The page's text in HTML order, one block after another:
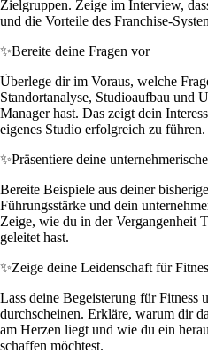
Zielgruppen. Zeige im Interview,
und die Vorteile des Franchise-
✨Bereite deine Fragen vor
Überlege dir im Voraus, welche
Standortanalyse, Studioaufbau und
Manager hast. Das zeigt dein
eigenes Studio erfolgreich zu führen.
✨Präsentiere deine
Bereite Beispiele aus deiner
Führungsstärke und dein
Zeige, wie du in der Vergangenheit
geleitet hast.
✨Zeige deine Leidenschaft für
Lass deine Begeisterung für Fitness
durchscheinen. Erkläre, warum dir
am Herzen liegt und wie du ein
schaffen möchtest.